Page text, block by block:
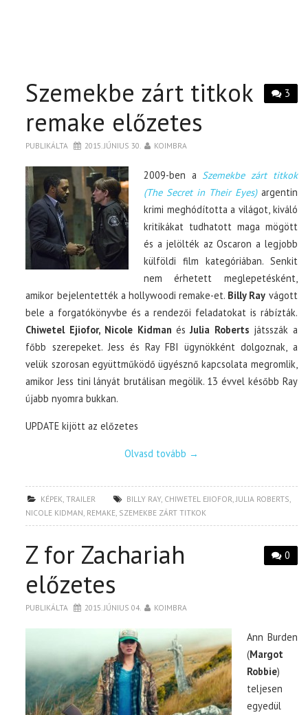
3
Szemekbe zárt titkok
remake előzetes
PUBLIKÁLTA 2015. JÚNIUS 30. KOIMBRA
2009-ben a Szemekbe zárt titkok
(The Secret in Their Eyes)argentin
krimi meghódította a világot, kiváló
kritikákat tudhatott maga mögött
és a jelölték az Oscaron a legjobb
külföldi film kategóriában. Senkit
nem érhetett meglepetésként,
amikor bejelentették a hollywoodi remake-et. Billy Ray vágott
bele a forgatókönyvbe és a rendezői feladatokat is rábízták.
Chiwetel Ejiofor, Nicole Kidman és Julia Roberts játsszák a
főbb szerepeket. Jess és Ray FBI ügynökként dolgoznak, a
velük szorosan együttműködő ügyésznő kapcsolata megromlik,
amikor Jess tini lányát brutálisan megölik. 13 évvel később Ray
újabb nyomra bukkan.
UPDATE kijött az előzetes
Olvasd tovább →
KÉPEK,TRAILER BILLY RAY, CHIWETEL EJIOFOR,JULIA ROBERTS,
NICOLE KIDMAN, REMAKE, SZEMEKBE ZÁRT TITKOK
0
Z for Zachariah
előzetes
PUBLIKÁLTA 2015. JÚNIUS 04. KOIMBRA
Ann Burden
(Margot
Robbie)
teljesen
egyedül